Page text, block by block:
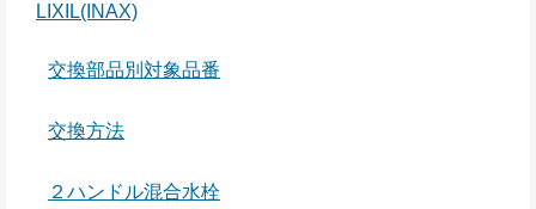
LIXIL(INAX)
交換部品別対象品番
交換方法
２ハンドル混合水栓